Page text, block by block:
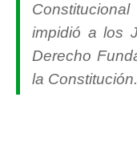
impidió a los
Derecho
la Constitución.